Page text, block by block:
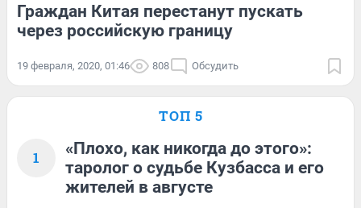
Граждан Китая перестанут пускать
через российскую границу
19 февраля, 2020, 01:46 808 Обсудить
ТОП 5
1
«Плохо, как никогда до этого»:
таролог о судьбе Кузбасса и его
жителей в августе